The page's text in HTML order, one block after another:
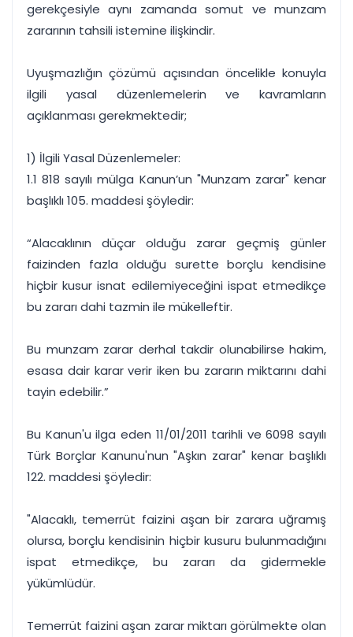
gerekçesiyle aynı zamanda somut ve munzam
zararının tahsili istemine ilişkindir.
Uyuşmazlığın çözümü açısından öncelikle konuyla
ilgili yasal düzenlemelerin ve kavramların
açıklanması gerekmektedir;
1) İlgili Yasal Düzenlemeler:
1.1 818 sayılı mülga Kanun’un "Munzam zarar" kenar
başlıklı 105. maddesi şöyledir:
“Alacaklının düçar olduğu zarar geçmiş günler
faizinden fazla olduğu surette borçlu kendisine
hiçbir kusur isnat edilemiyeceğini ispat etmedikçe
bu zararı dahi tazmin ile mükelleftir.
Bu munzam zarar derhal takdir olunabilirse hakim,
esasa dair karar verir iken bu zararın miktarını dahi
tayin edebilir.”
Bu Kanun'u ilga eden 11/01/2011 tarihli ve 6098 sayılı
Türk Borçlar Kanunu'nun "Aşkın zarar" kenar başlıklı
122. maddesi şöyledir:
"Alacaklı, temerrüt faizini aşan bir zarara uğramış
olursa, borçlu kendisinin hiçbir kusuru bulunmadığını
ispat etmedikçe, bu zararı da gidermekle
yükümlüdür.
Temerrüt faizini aşan zarar miktarı görülmekte olan